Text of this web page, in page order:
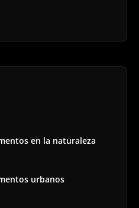
en la naturaleza
urbanos